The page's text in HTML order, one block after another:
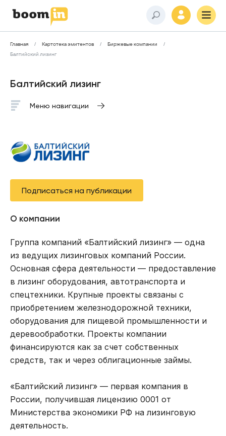
Главная Картотека эмитентов
Биржевые компании
Балтийский лизинг
Балтийский лизинг
Меню навигации
Подписаться на публикации
О компании
Группа компаний «Балтийский лизинг» — одна
из ведущих лизинговых компаний России.
Основная сфера деятельности — предоставление
в лизинг оборудования, автотранспорта и
спецтехники. Крупные проекты связаны с
приобретением железнодорожной техники,
оборудования для пищевой промышленности и
деревообработки. Проекты компании
финансируются как за счет собственных
средств, так и через облигационные займы.
«Балтийский лизинг» — первая компания в
России, получившая лицензию 0001 от
Министерства экономики РФ на лизинговую
деятельность.